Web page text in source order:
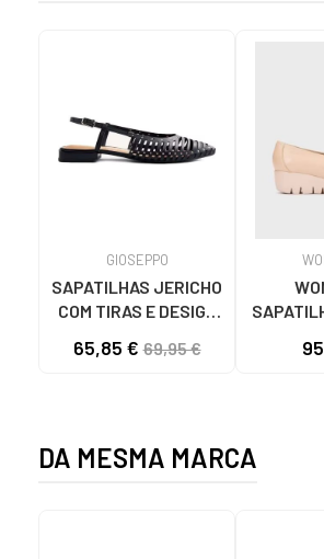
GIOSEPPO
SAPATILHAS JERICHO
COM TIRAS E DESIGN
65,85 €69,95 €
DA MESMA MARCA